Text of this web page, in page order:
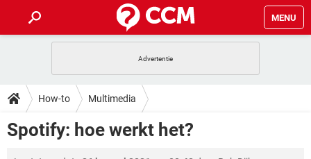
MENU
INSTAGRAM
NETFLIX CORONAVIRUS
HOW-TO
VIDEOBELLEN
INSTAGRAM WINDOWS 10
DOWNLOADS
How-to Multimedia
Spotify: hoe werkt het?